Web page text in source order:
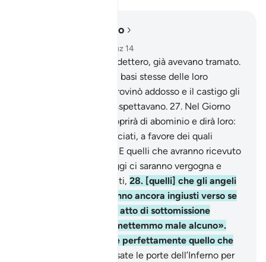
Leggere nel contesto
Capitolo 16, Pagina 270, Juz 14
Coloro che li precedettero, già avevano tramato.
Ma Allah ha scalzato le basi stesse delle loro
costruzioni, il tetto gli rovinò addosso e il castigo gli
venne da dove non lo aspettavano. 27. Nel Giorno
della Resurrezione li coprirà di abominio e dirà loro:
«Dove sono i Miei associati, a favore dei quali
eravate in polemica?». E quelli che avranno ricevuto
la scienza diranno: «Oggi ci saranno vergogna e
sventura sui miscredenti, 28. [quelli] che gli angeli
[della morte] coglieranno ancora ingiusti verso se
stessi». Allora faranno atto di sottomissione
[dicendo]: «Non commettemmo male alcuno».
«Invece Allah conosce perfettamente quello che
Oltrepassate le porte dell’Inferno per